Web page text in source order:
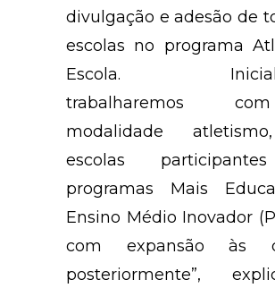
divulgação e adesão de
escolas no programa
Escola.
trabalharemos
modalidade
escolas
programas Mais
Ensino Médio Inovador
com expansão às
posteriormente”,